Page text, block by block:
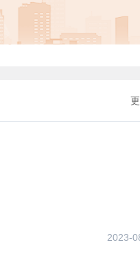
2023-